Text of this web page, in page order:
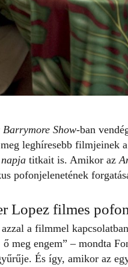
Barrymore Show-ban
leghíresebb filmjeinek
titkait is. Amikor az
pofonjelenetének
Lopez filmes
a filmmel
meg engem” – mondta
És így, amikor az